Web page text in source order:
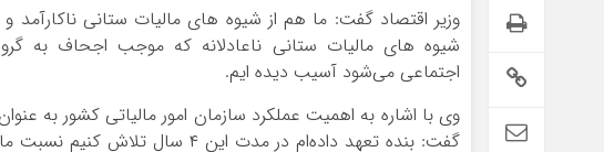
وزیر اقتصاد گفت: ما هم از شیوه های مالیات ستانی ناکارآمد
شیوه های مالیات ستانی ناعادلانه که موجب اجحاف به
اجتماعی می‌شود آسیب دیده ایم.
وی با اشاره به اهمیت عملکرد سازمان امور مالیاتی کشور به